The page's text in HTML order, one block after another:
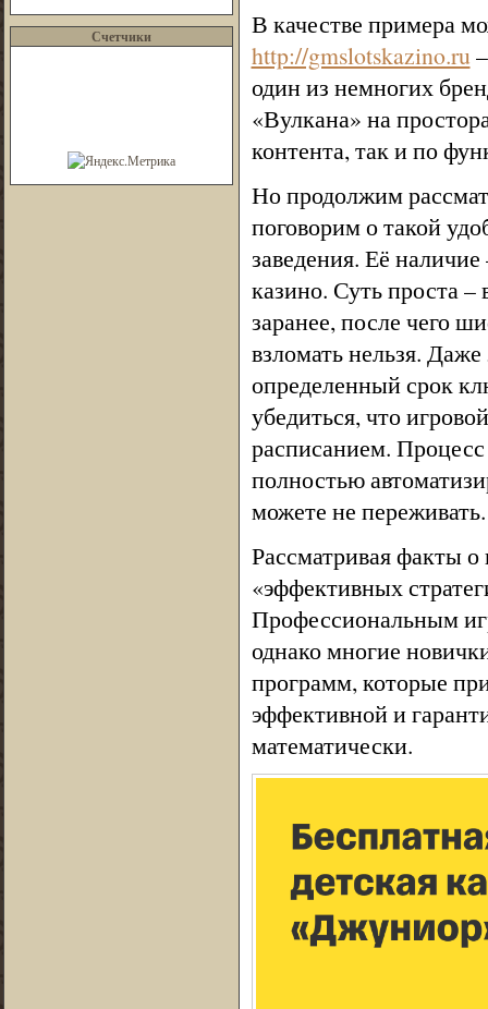
Счетчики
В качестве примера
http://gmslotskazino.ru
один из немногих
«Вулкана» на
контента, так и по
Но продолжим
поговорим о такой
заведения. Её
казино. Суть проста –
заранее, после чего
взломать нельзя.
определенный срок
убедиться, что
расписанием.
полностью
можете не переживать.
Рассматривая факты о
«эффективных
Профессиональным
однако многие
программ, которые
эффективной и
математически.